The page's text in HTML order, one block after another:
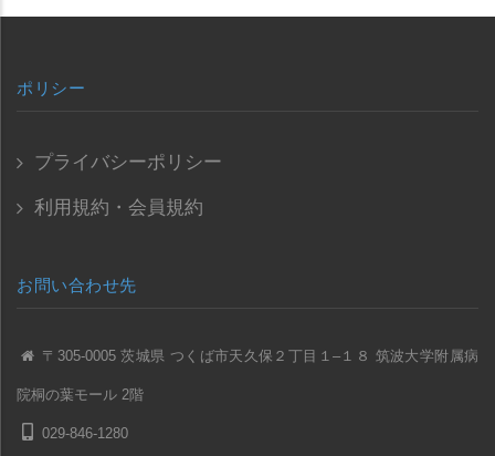
ポリシー
プライバシーポリシー
利用規約・会員規約
お問い合わせ先
〒305-0005 茨城県 つくば市天久保２丁目１–１８ 筑波大学附属病
院桐の葉モール 2階
029-846-1280